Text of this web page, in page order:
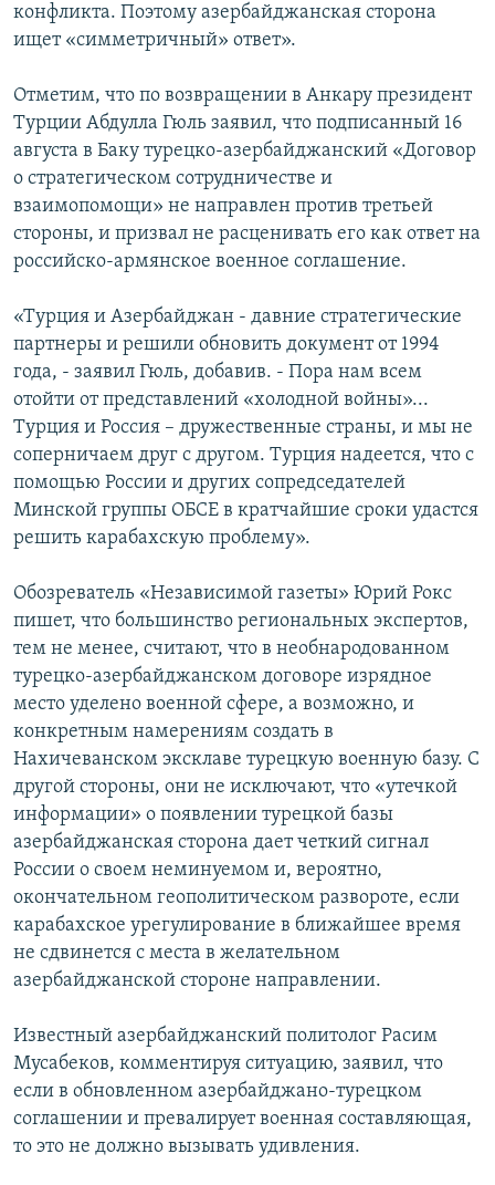
конфликта. Поэтому азербайджанская сторона
ищет «симметричный» ответ».
Отметим, что по возвращении в Анкару президент
Турции Абдулла Гюль заявил, что подписанный 16
августа в Баку турецко-азербайджанский «Договор
о стратегическом сотрудничестве и
взаимопомощи» не направлен против третьей
стороны, и призвал не расценивать его как ответ на
российско-армянское военное соглашение.
«Турция и Азербайджан - давние стратегические
партнеры и решили обновить документ от 1994
года, - заявил Гюль, добавив. - Пора нам всем
отойти от представлений «холодной войны»...
Турция и Россия – дружественные страны, и мы не
соперничаем друг с другом. Турция надеется, что с
помощью России и других сопредседателей
Минской группы ОБСЕ в кратчайшие сроки удастся
решить карабахскую проблему».
Обозреватель «Независимой газеты» Юрий Рокс
пишет, что большинство региональных экспертов,
тем не менее, считают, что в необнародованном
турецко-азербайджанском договоре изрядное
место уделено военной сфере, а возможно, и
конкретным намерениям создать в
Нахичеванском эксклаве турецкую военную базу. С
другой стороны, они не исключают, что «утечкой
информации» о появлении турецкой базы
азербайджанская сторона дает четкий сигнал
России о своем неминуемом и, вероятно,
окончательном геополитическом развороте, если
карабахское урегулирование в ближайшее время
не сдвинется с места в желательном
азербайджанской стороне направлении.
Известный азербайджанский политолог Расим
Мусабеков, комментируя ситуацию, заявил, что
если в обновленном азербайджано-турецком
соглашении и превалирует военная составляющая,
то это не должно вызывать удивления.